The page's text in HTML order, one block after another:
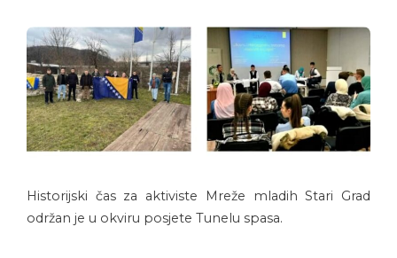
Historijski čas za aktiviste Mreže mladih Stari Grad
održan je u okviru posjete Tunelu spasa.